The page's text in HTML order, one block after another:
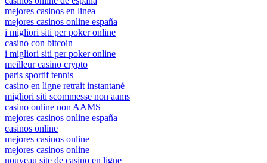
mejores casinos en linea
mejores casinos online españa
i migliori siti per poker online
casino con bitcoin
i migliori siti per poker online
meilleur casino crypto
paris sportif tennis
casino en ligne retrait instantané
migliori siti scommesse non aams
casino online non AAMS
mejores casinos online españa
casinos online
mejores casinos online
mejores casinos online
nouveau site de casino en ligne